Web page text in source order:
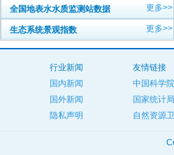
全国地表水水质监测站数据 更多>>
生态系统景观指数 更多>>
行业新闻
国内新闻
国外新闻
隐私声明
友情链接
中国科学
国家统计局
自然资源